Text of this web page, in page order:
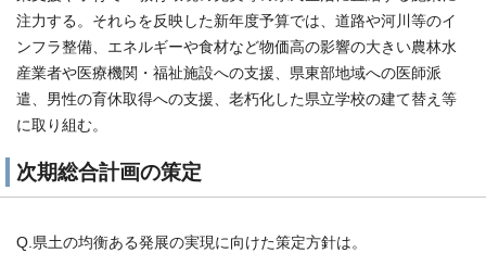
注力する。それらを反映した新年度予算では、道路や河川等のイ
ンフラ整備、エネルギーや食材など物価高の影響の大きい農林水
産業者や医療機関・福祉施設への支援、県東部地域への医師派
遣、男性の育休取得への支援、老朽化した県立学校の建て替え等
に取り組む。
次期総合計画の策定
Q.県土の均衡ある発展の実現に向けた策定方針は。